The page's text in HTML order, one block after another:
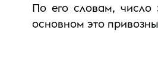
По его словам, число
основном это